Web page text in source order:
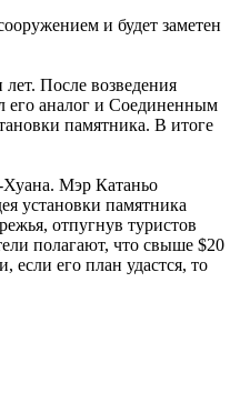
и будет заметен
После возведения
его аналог и Соединенным
памятника. В итоге
Хуана. Мэр Катаньо
установки памятника
отпугнув туристов
полагают, что свыше $20
его план удастся, то